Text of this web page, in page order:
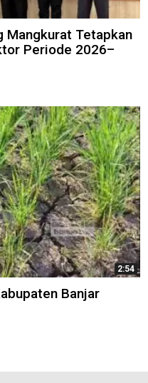
Mangkurat Tetapkan
Periode 2026–
2:54
Banjar